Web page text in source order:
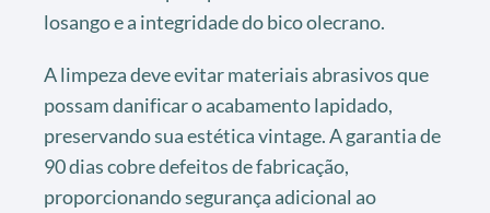
losango e a integridade do bico olecrano.
A limpeza deve evitar materiais abrasivos que
possam danificar o acabamento lapidado,
preservando sua estética vintage. A garantia de
90 dias cobre defeitos de fabricação,
proporcionando segurança adicional ao